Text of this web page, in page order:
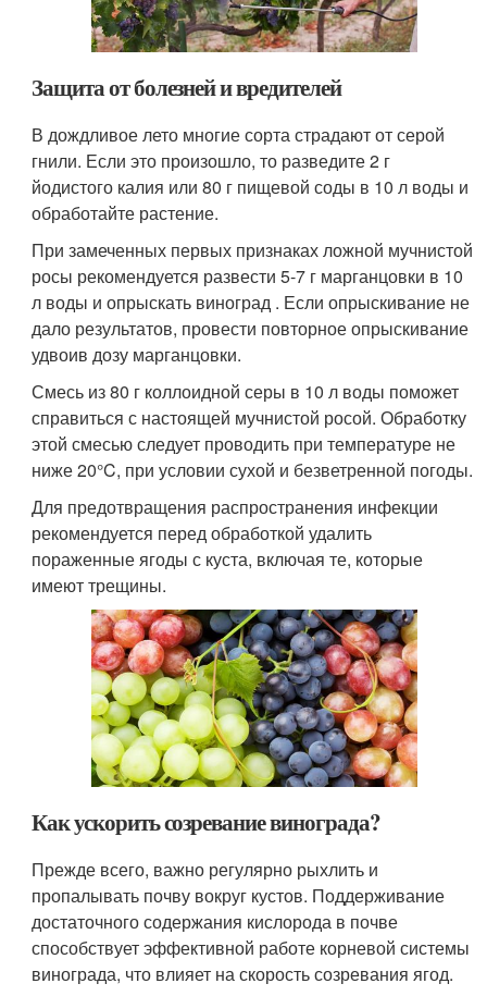
Защита от болезней и вредителей
В дождливое лето многие сорта страдают от серой
гнили. Если это произошло, то разведите 2 г
йодистого калия или 80 г пищевой соды в 10 л воды и
обработайте растение.
При замеченных первых признаках ложной мучнистой
росы рекомендуется развести 5-7 г марганцовки в 10
л воды и опрыскать виноград . Если опрыскивание не
дало результатов, провести повторное опрыскивание
удвоив дозу марганцовки.
Смесь из 80 г коллоидной серы в 10 л воды поможет
справиться с настоящей мучнистой росой. Обработку
этой смесью следует проводить при температуре не
ниже 20°C, при условии сухой и безветренной погоды.
Для предотвращения распространения инфекции
рекомендуется перед обработкой удалить
пораженные ягоды с куста, включая те, которые
имеют трещины.
Как ускорить созревание винограда?
Прежде всего, важно регулярно рыхлить и
пропалывать почву вокруг кустов. Поддерживание
достаточного содержания кислорода в почве
способствует эффективной работе корневой системы
винограда, что влияет на скорость созревания ягод.